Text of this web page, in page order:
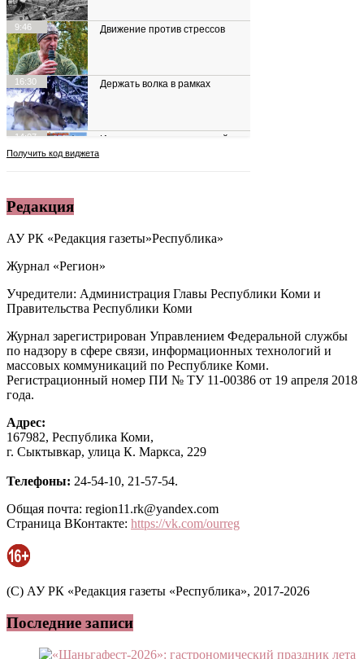
Редакция
АУ РК «Редакция газеты»Республика»
Журнал «Регион»
Учредители: Администрация Главы Республики Коми и
Правительства Республики Коми
Журнал зарегистрирован Управлением Федеральной службы
по надзору в сфере связи, информационных технологий и
массовых коммуникаций по Республике Коми.
Регистрационный номер ПИ № ТУ 11-00386 от 19 апреля 2018
года.
Адрес:
167982, Республика Коми,
г. Сыктывкар, улица К. Маркса, 229
Телефоны: 24-54-10, 21-57-54.
Общая почта: region11.rk@yandex.com
Страница ВКонтакте: https://vk.com/ourreg
(C) АУ РК «Редакция газеты «Республика», 2017-2026
Последние записи